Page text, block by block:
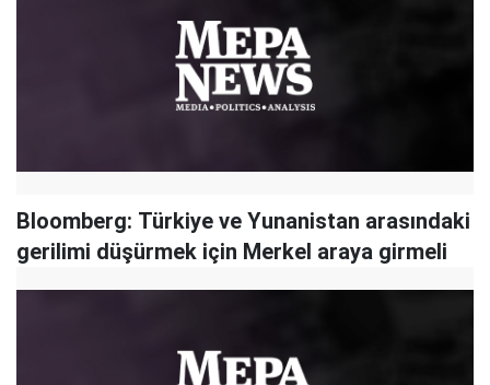
Bloomberg: Türkiye ve Yunanistan arasındaki
gerilimi düşürmek için Merkel araya girmeli